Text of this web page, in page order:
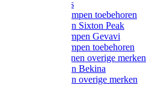
Accessoires
Houten klompen toebehoren
Werklaarzen Sixton Peak
Schoenklompen Gevavi
Schoenklompen toebehoren
Werkschoenen overige merken
Werklaarzen Bekina
Werklaarzen overige merken